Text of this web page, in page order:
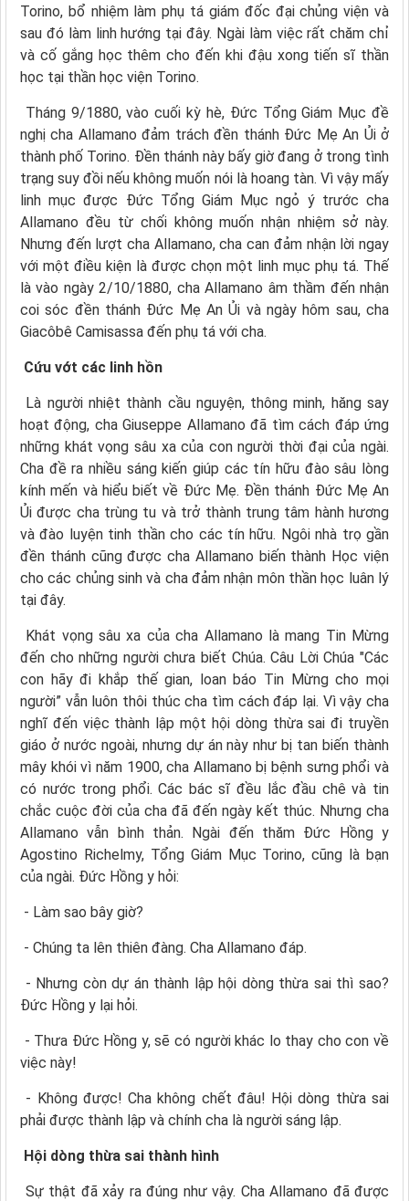
Torino, bổ nhiệm làm phụ tá giám đốc đại chủng viện và
sau đó làm linh hướng tại đây. Ngài làm việc rất chăm chỉ
và cố gắng học thêm cho đến khi đậu xong tiến sĩ thần
học tại thần học viện Torino.
Tháng 9/1880, vào cuối kỳ hè, Đức Tổng Giám Mục đề
nghị cha Allamano đảm trách đền thánh Đức Mẹ An Ủi ở
thành phố Torino. Đền thánh này bấy giờ đang ở trong tình
trạng suy đồi nếu không muốn nói là hoang tàn. Vì vậy mấy
linh mục được Đức Tổng Giám Mục ngỏ ý trước cha
Allamano đều từ chối không muốn nhận nhiệm sở này.
Nhưng đến lượt cha Allamano, cha can đảm nhận lời ngay
với một điều kiện là được chọn một linh mục phụ tá. Thế
là vào ngày 2/10/1880, cha Allamano âm thầm đến nhận
coi sóc đền thánh Đức Mẹ An Ủi và ngày hôm sau, cha
Giacôbê Camisassa đến phụ tá với cha.
Cứu vớt các linh hồn
Là người nhiệt thành cầu nguyện, thông minh, hăng say
hoạt động, cha Giuseppe Allamano đã tìm cách đáp ứng
những khát vọng sâu xa của con người thời đại của ngài.
Cha đề ra nhiều sáng kiến giúp các tín hữu đào sâu lòng
kính mến và hiểu biết về Đức Mẹ. Đền thánh Đức Mẹ An
Ủi được cha trùng tu và trở thành trung tâm hành hương
và đào luyện tinh thần cho các tín hữu. Ngôi nhà trọ gần
đền thánh cũng được cha Allamano biến thành Học viện
cho các chủng sinh và cha đảm nhận môn thần học luân lý
tại đây.
Khát vọng sâu xa của cha Allamano là mang Tin Mừng
đến cho những người chưa biết Chúa. Câu Lời Chúa "Các
con hãy đi khắp thế gian, loan báo Tin Mừng cho mọi
người” vẫn luôn thôi thúc cha tìm cách đáp lại. Vì vậy cha
nghĩ đến việc thành lập một hội dòng thừa sai đi truyền
giáo ở nước ngoài, nhưng dự án này như bị tan biến thành
mây khói vì năm 1900, cha Allamano bị bệnh sưng phổi và
có nước trong phổi. Các bác sĩ đều lắc đầu chê và tin
chắc cuộc đời của cha đã đến ngày kết thúc. Nhưng cha
Allamano vẫn bình thản. Ngài đến thăm Đức Hồng y
Agostino Richelmy, Tổng Giám Mục Torino, cũng là bạn
của ngài. Đức Hồng y hỏi:
- Làm sao bây giờ?
- Chúng ta lên thiên đàng. Cha Allamano đáp.
- Nhưng còn dự án thành lập hội dòng thừa sai thì sao?
Đức Hồng y lại hỏi.
- Thưa Đức Hồng y, sẽ có người khác lo thay cho con về
việc này!
- Không được! Cha không chết đâu! Hội dòng thừa sai
phải được thành lập và chính cha là người sáng lập.
Hội dòng thừa sai thành hình
Sự thật đã xảy ra đúng như vậy. Cha Allamano đã được